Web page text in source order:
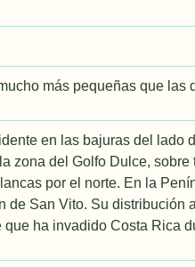
más pequeñas que las
en las bajuras del lado
zona del Golfo Dulce,
por el norte. En la
de San Vito. Su distribución
ha invadido Costa Rica